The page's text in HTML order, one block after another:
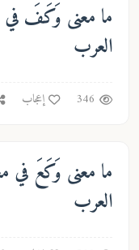
ما معنى وَكَفَ
العرب
346 إعجاب
ما معنى وَكَعَ في
العرب